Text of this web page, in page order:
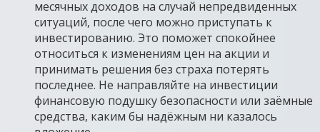
месячных доходов на случай непредвиденных
ситуаций, после чего можно приступать к
инвестированию. Это поможет спокойнее
относиться к изменениям цен на акции и
принимать решения без страха потерять
последнее. Не направляйте на инвестиции
финансовую подушку безопасности или заёмные
средства, каким бы надёжным ни казалось